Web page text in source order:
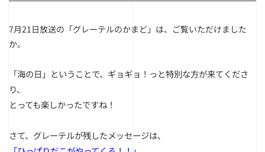
7月21日放送の「グレーテルのかまど」は、ご覧いただけました
か。
「海の日」ということで、ギョギョ！っと特別な方が来てくださ
り、
とっても楽しかったですね！
さて、グレーテルが残したメッセージは、